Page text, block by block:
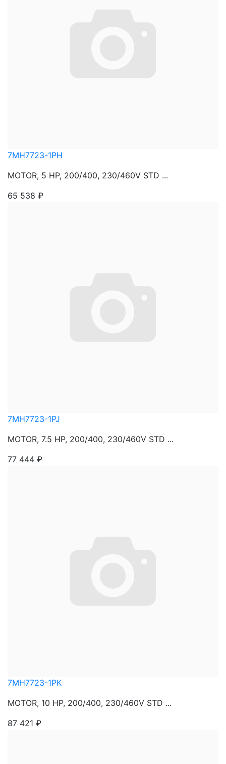
7MH7723-1PH
MOTOR, 5 HP, 200/400, 230/460V STD ...
65 538 ₽
7MH7723-1PJ
MOTOR, 7.5 HP, 200/400, 230/460V STD ...
77 444 ₽
7MH7723-1PK
MOTOR, 10 HP, 200/400, 230/460V STD ...
87 421 ₽